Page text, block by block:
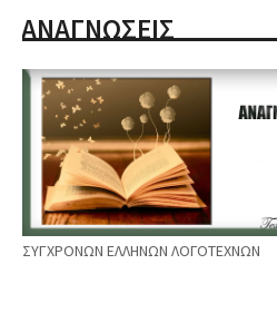
ΑΝΑΓΝΩΣΕΙΣ
ΣΥΓΧΡΟΝΩΝ ΕΛΛΗΝΩΝ ΛΟΓΟΤΕΧΝΩΝ